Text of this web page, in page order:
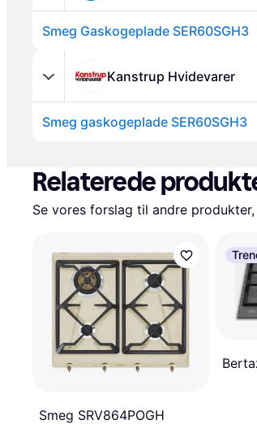
Smeg Gaskogeplade SER60SGH3
Kanstrup Hvidevarer
Smeg gaskogeplade SER60SGH3
Relaterede
Se vores forslag til andre
Smeg SRV864POGH